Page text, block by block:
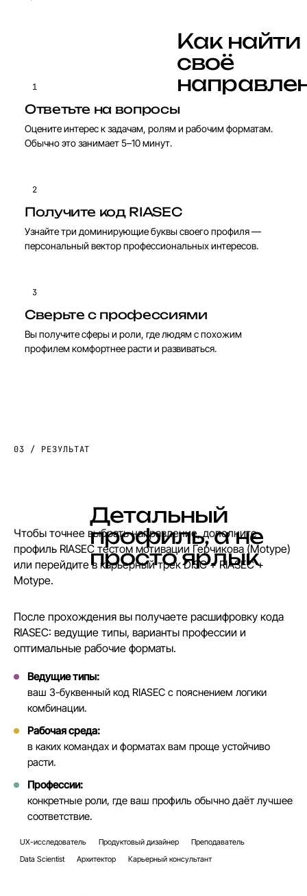
Как найти
своё
направле
1
Ответьте на вопросы
Оцените интерес к задачам, ролям и рабочим форматам.
Обычно это занимает 5–10 минут.
2
Получите код RIASEC
Узнайте три доминирующие буквы своего профиля —
персональный вектор профессиональных интересов.
3
Сверьте с профессиями
Вы получите сферы и роли, где людям с похожим
профилем комфортнее расти и развиваться.
03 / РЕЗУЛЬТАТ
Детальный
профиль,ане
простоярлык
Чтобы точнее выбрать направление, дополните
профиль RIASEC тестом мотивации Герчикова (Motype)
или перейдите в карьерный трек DISC + RIASEC +
Motype.
После прохождения вы получаете расшифровку кода
RIASEC: ведущие типы, варианты профессии и
оптимальные рабочие форматы.
Ведущие типы:
ваш 3-буквенный код RIASEC с пояснением логики
комбинации.
Рабочая среда:
в каких командах и форматах вам проще устойчиво
расти.
Профессии:
конкретные роли, где ваш профиль обычно даёт лучшее
соответствие.
UX-исследователь Продуктовый дизайнер
Преподаватель
Data Scientist
Архитектор Карьерный консультант